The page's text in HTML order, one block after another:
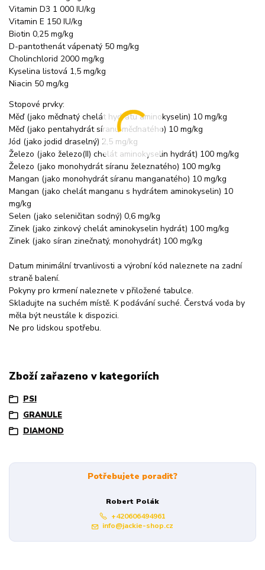
Vitamin D3 1 000 IU/kg
Vitamin E 150 IU/kg
Biotin 0,25 mg/kg
D-pantothenát vápenatý 50 mg/kg
Cholinchlorid 2000 mg/kg
Kyselina listová 1,5 mg/kg
Niacin 50 mg/kg
Stopové prvky:
Měď (jako měďnatý chelát hydrátu aminokyselin) 10 mg/kg
Měď (jako pentahydrát síranu měďnatého) 10 mg/kg
Jód (jako jodid draselný) 2,5 mg/kg
Železo (jako železo(II) chelát aminokyselin hydrát) 100 mg/kg
Železo (jako monohydrát síranu železnatého) 100 mg/kg
Mangan (jako monohydrát síranu manganatého) 10 mg/kg
Mangan (jako chelát manganu s hydrátem aminokyselin) 10
mg/kg
Selen (jako seleničitan sodný) 0,6 mg/kg
Zinek (jako zinkový chelát aminokyselin hydrát) 100 mg/kg
Zinek (jako síran zinečnatý, monohydrát) 100 mg/kg
Datum minimální trvanlivosti a výrobní kód naleznete na zadní
straně balení.
Pokyny pro krmení naleznete v přiložené tabulce.
Skladujte na suchém místě. K podávání suché. Čerstvá voda by
měla být neustále k dispozici.
Ne pro lidskou spotřebu.
Zboží zařazeno v kategoriích
PSI
GRANULE
DIAMOND
Potřebujete poradit?
Robert Polák
+420606494961
info@jackie-shop.cz